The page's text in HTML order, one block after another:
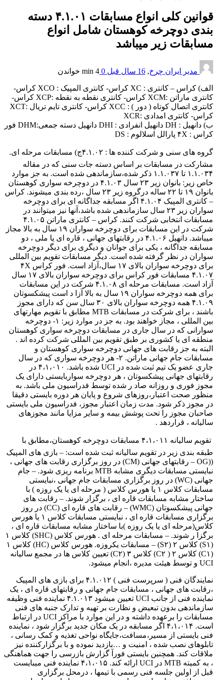
قوانین کلی انواع مسابقات ۴.۱.۰۱ دسته
بندی دوچرخه کوهستان شامل انواع
مسابقات زیر میباشد
مدیر ایران چرخ, 16 سال قبل 0
4 min خواندن
الف) کراس – کانتری : XC کراس- کانتری المپیک : XCO کراس-
کانتری ماراتن :XCM کراس- کانتری نقطه به نقطه :XCP کراس-
کانتری اتصال کوتاه ( دور ) : XCC کراس- کانتری تایم تریال :XCT
کراس- کانتری امدادی :XCR
ب) دانهیل : DH دانهیل انفرادی : DHI دانهیل دسته جمعی:DHM فور
کراس : ۴X پارالل اسلالوم : DS
گروه های سنی و شرکت کننده ها : ۴.۱.۰۲ج) مسابقات مرحله ای.
مشارکت در مسابقات بر اساس دسته جات سنی که در مقاله
۱.۱.۰۳۴ تا ۱.۱.۰۳۷ ذکر شده،سازماندهی شده است. به جز موارد
خاص زیر: بانوان زیر ۲۳ سال ۴.۱.۰۳ در دوچرخه سواری کوهستان
بانوان ۱۹ تا ۲۲ ساله درگروه زیر ۲۳ سال ،رده بندی میشوند. کراس
– کانتری المپیک ۴.۱.۰۴ اگر مسابقه جداگانه ای برای دوچرخه
سواران زیر ۲۳ سال سازماندهی شده باشد،آنها نیز میتوانند در
مسابقات انتخابی شرکت کنند. کراس – کانتری ماراتن ۴.۱.۰۵
شرکت در این مسابقات برای دوچرخه سواران ۱۹ سال به بالا مجاز
میباشد. دانهیل ۴.۱.۰۶ در رقابتهای جهانی ، قاره ای یا ملی ، دو
مسابقه جداگانه ، یکی برای جوانان و دیگری برای دیگر دوچرخه
سواران در نظر گرفته شده است. دیگر مسابقات تقویم بین المللی
برای دوچرخه سواران بالای ۱۷ سال،آزاد است. فور کراس ۴X
۴.۱.۰۷ مسابقات فور کراس برای دوچرخه سواران بالای ۱۷ سال
آزاد است. مسابقات مرحله ای ۴.۱.۰۸ شرکت در این مسابقات
برای همه دوچرخه سواران ۱۹ سال به بالا آزا د است پیشکسوتان
۴.۱.۰۹ همه دوچرخه سواران بالای ۳۰ سال سن که دارای مجوز
باشند ، برای شرکت در مسابقات MTB مطابق با تقویم مهارتهای
بین المللی ، مجاز خواهند بود. به جز در موارد زیر: ۱- دوچرخه
سوارانی که در سال جاری در مسابقات دوچرخه سواری کوهستان
منطقه ای یا کشوری بر طبق تقویم بین المللی شرکت کرده اند .
البته به جز رقابت های جهانی دوچرخه سواری کوهستان و
مسابقات جام جهانی ماراتن. ۲- هر دوچرخه سواری که در سال
جاری عضو یک تیم ثبت شده در UCI شده باشد. ۴،۱،۰۱۰ در
رقابتهای جهانی پیشکسوتان ، هر دوچرخه سواربایستی دارای یک
مجوز فوری و روزانه صاد ر شده توسط فدراسیون ملی باشد. به
منظور صحت اعتبار،روزهای شروع و پایان هر دوره بایستی دقیقا
در مجوز ذکر شود. مدت زمان اعتبار مجوز، فدراسیون ملی بایستی
صاحبان مجوز را تحت پوشش بیمه و سایر مزایا مانند مجوزهای
سالیانه ، قراردهد .
 تقویم سالیانه ۴،۱،۰۱۱ مسابقات دوچرخه کوهستان،مطابق با
طبقه بندی زیر در تقویم سالیانه ثبت شده است: – بازی های المپیک
((OG – رقابتهای جهانی (CM) در روز برگزاری رقابت های جهانی ،
نبایستی مسابقات دیگری مشابه MTB برنامه ریزی شود. – جام
جهانی (WC) در روز برگزاری مسابقات جام جهانی ،نبایستی
مسابقات کلاس ۱ یا هورس کلاس ( مرحله ای یا یک روزه ) با
ساختار مشابه مسابقات قاره ای ، برگزار شوند. – رقابت های
جهانی پیشکسوتان (WMC) – رقابت های قاره ای (CC) در روز
برگزاری مسابقات قاره ای ، نبایستی مسابقات کلاس ۱ یا هورس
کلاس(مرحله ای یا یک روزه )با ساختار مشابه مسابقات قاره ای ،
برگزا ر شوند. – مسابقات مرحله ای . هورس کلاس (SHC) کلاس ۱
(S۱) کلاس ۲ (S۲) – مسابقات یکروزه. هورس کلاس (HC) کلاس ۱
(C۱) کلاس ۲ ( C۲) کلاس ۳ (C۲) تعیین کلاس ها در مجمع سالیانه
UCI و توسط هیئت مدیره ،انجام میشود.
نمایندگان فنی ( سرپرست فنی ) ۴.۱.۰۱۲ برای بازی های المپیک
،رقابت های جهانی ، مسابقات جام جهانی و رقابتهای قاره ای ، یک
نماینده فنی از جانب UCI تعیین میشود ۴.۱.۰۱۳ نماینده فنی وظیفه
سازماندهی بدون تبعیض و نظارت بر تهیه و تدارک جنبه های فنی
مسابقات را برعهده داشته و در این موارد با مراکز UCI در ارتباط
است. ۴،۱،۰۱۴ اگر مسابقه در یک مکان جدید برگزار شود ، نماینده
فنی بایستی از مسیر،مسافت،جایگاه نواحی تغذیه و کمک رسانی ،
تابلوهای نصب شده ، امنیت و …بازدید نموده و با برگزارکننده نیز
ملاقات کند. همچنین بایستی فورآ گزارش بازرسی را جهت هماهنگی
، به کمیته MTB در UCI ارائه کند. ۴،۱،۰۱۵ نماینده فنی میبایست
قبل از اولین جلسه فنی رسمی با تیمها ، درمحل برگزاری